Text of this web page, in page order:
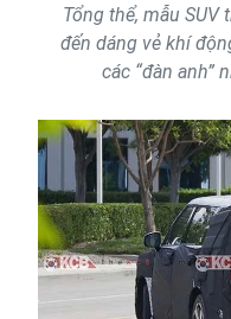
Tổng thể, mẫu
đến dáng vẻ khí
các “đàn anh”